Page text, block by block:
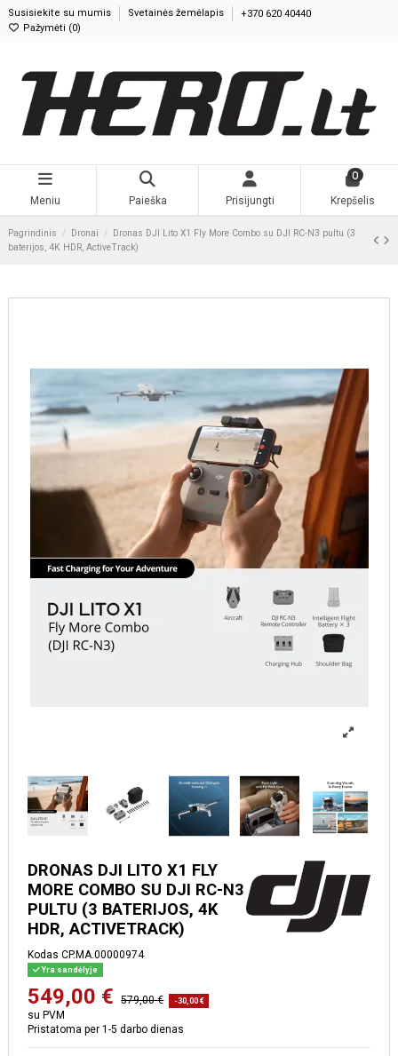
Susisiekite su mumis Svetainės žemėlapis
+370 620 40440
Pažymėti (0)
Meniu Paieška Prisijungti
0
Krepšelis
Pagrindinis Dronai
Dronas DJI Lito X1 Fly More Combo su DJI RC-N3 pultu (3
baterijos, 4K HDR, ActiveTrack)
DRONAS DJI LITO X1 FLY
MORE COMBO SU DJI RC-N3
PULTU (3 BATERIJOS, 4K
HDR, ACTIVETRACK)
Kodas CP.MA.00000974
Yra sandėlyje
549,00 € 579,00 € -30,00 €
su PVM
Pristatoma per 1-5 darbo dienas